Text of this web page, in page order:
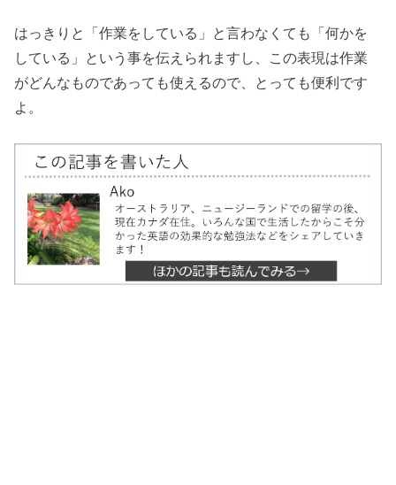
はっきりと「作業をしている」と言わなくても「何かを
している」という事を伝えられますし、この表現は作業
がどんなものであっても使えるので、とっても便利です
よ。